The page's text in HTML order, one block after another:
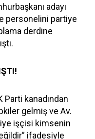
adayı
personelini partiye
derdine
kanadından
gelmiş ve Av.
işçisi kimsenin
ifadesiyle